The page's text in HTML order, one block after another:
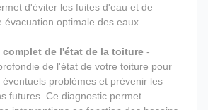
d'éviter les fuites d'eau et de
évacuation optimale des eaux
complet de l'état de la toiture -
de l'état de votre toiture pour
problèmes et prévenir les
futures. Ce diagnostic permet